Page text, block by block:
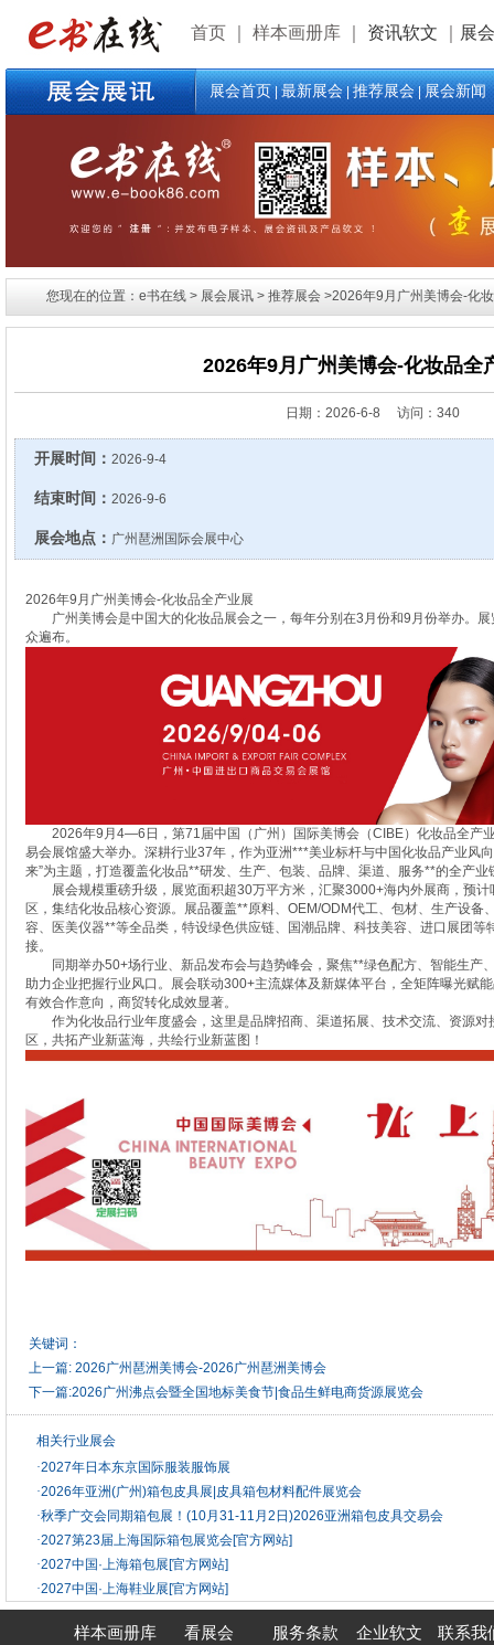
首页 样本画册库 资讯软文 展
展会首页|最新展会|推荐展会|展会新闻
您现在的位置：e书在线 > 展会展讯 > 推荐展会 >2026年9月广州美博会-化妆
2026年9月广州美博会-化妆品全
日期： 2026-6-8 访问：340
开展时间： 2026-9-4
结束时间： 2026-9-6
展会地点： 广州琶洲国际会展中心
2026年9月广州美博会-化妆品全产业展
广州美博会是中国大的化妆品展会之一，每年分别在3月份和9月份举办。展
众遍布。
2026年9月4—6日，第71届中国（广州）国际美博会（CIBE）化妆品全产
易会展馆盛大举办。深耕行业37年，作为亚洲***美业标杆与中国化妆品产业风
来”为主题，打造覆盖化妆品**研发、生产、包装、品牌、渠道、服务**的全产业
展会规模重磅升级，展览面积超30万平方米，汇聚3000+海内外展商，预计
区，集结化妆品核心资源。展品覆盖**原料、OEM/ODM代工、包材、生产设备
容、医美仪器**等全品类，特设绿色供应链、国潮品牌、科技美容、进口展团等
接。
同期举办50+场行业、新品发布会与趋势峰会，聚焦**绿色配方、智能生产
助力企业把握行业风口。展会联动300+主流媒体及新媒体平台，全矩阵曝光赋
有效合作意向，商贸转化成效显著。
作为化妆品行业年度盛会，这里是品牌招商、渠道拓展、技术交流、资源对
区，共拓产业新蓝海，共绘行业新蓝图！
关键词：
上一篇: 2026广州琶洲美博会-2026广州琶洲美博会
下一篇:2026广州沸点会暨全国地标美食节|食品生鲜电商货源展览会
相关行业展会
·2027年日本东京国际服装服饰展
·2026年亚洲(广州)箱包皮具展|皮具箱包材料配件展览会
·秋季广交会同期箱包展！(10月31-11月2日)2026亚洲箱包皮具交易会
·2027第23届上海国际箱包展览会[官方网站]
·2027中国·上海箱包展[官方网站]
·2027中国·上海鞋业展[官方网站]
样本画册库 看展会 服务条款 企业软文 联系我